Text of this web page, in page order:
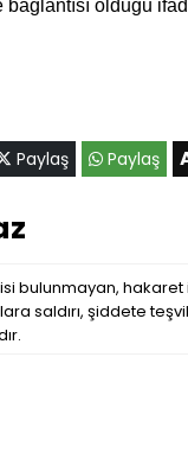
bağlantısı olduğu
Paylaş Paylaş
bulunmayan,
saldırı, şiddete